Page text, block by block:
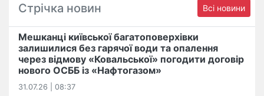
Стрічка новин Всі новини
Мешканці київської багатоповерхівки
залишилися без гарячої води та опалення
через відмову «Ковальської» погодити договір
нового ОСББ із «Нафтогазом»
31.07.26 | 08:37